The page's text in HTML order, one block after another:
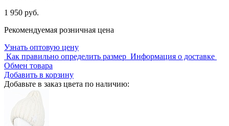
1 950 руб.
Рекомендуемая розничная цена
Узнать оптовую цену
Как правильно определить размер Информация о доставке
Обмен товара
Добавить в корзину
Добавьте в заказ цвета по наличию: